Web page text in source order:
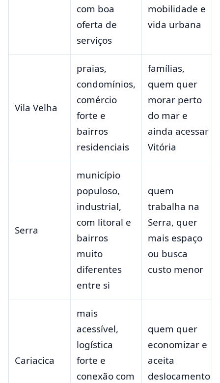
com boa
oferta de
serviços
mobilidade e
vida urbana
Vila Velha
praias,
condomínios,
comércio
forte e
bairros
residenciais
famílias,
quem quer
morar perto
do mar e
ainda acessar
Vitória
Serra
município
populoso,
industrial,
com litoral e
bairros
muito
diferentes
entre si
quem
trabalha na
Serra, quer
mais espaço
ou busca
custo menor
Cariacica
mais
acessível,
logística
forte e
conexão com
quem quer
economizar e
aceita
deslocamento